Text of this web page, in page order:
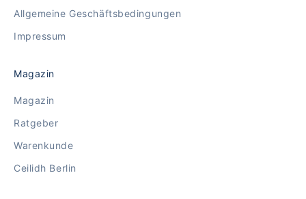
Allgemeine Geschäftsbedingungen
Impressum
Magazin
Magazin
Ratgeber
Warenkunde
Ceilidh Berlin